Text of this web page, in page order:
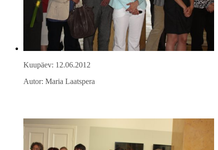
Kuupäev: 12.06.2012
Autor: Maria Laatspera